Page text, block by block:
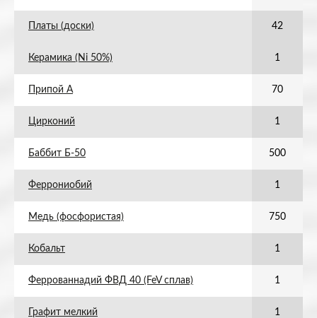
Платы (доски) 42
Керамика (Ni 50%) 1
Припой А 70
Цирконий 1
Баббит Б-50 500
Феррониобий 1
Медь (фосфористая) 750
Кобальт 1
Феррованнадий ФВД 40 (FeV сплав) 1
Графит мелкий 1